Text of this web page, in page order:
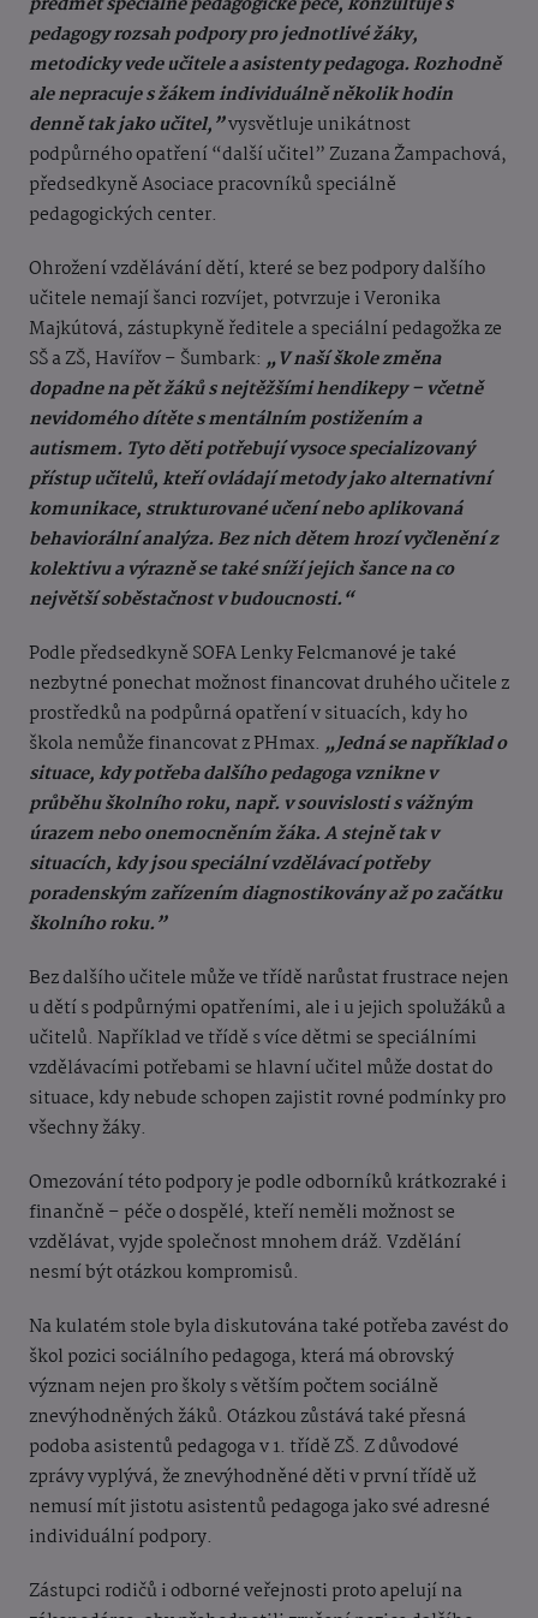
pedagogy rozsah podpory pro jednotlivé žáky,
metodicky vede učitele a asistenty pedagoga. Rozhodně
ale nepracuje s žákem individuálně několik hodin
denně tak jako učitel,”vysvětluje unikátnost
podpůrného opatření “další učitel” Zuzana Žampachová,
předsedkyně Asociace pracovníků speciálně
pedagogických center.
Ohrožení vzdělávání dětí, které se bez podpory dalšího
učitele nemají šanci rozvíjet, potvrzuje i Veronika
Majkútová, zástupkyně ředitele a speciální pedagožka ze
SŠ a ZŠ, Havířov – Šumbark: „V naší škole změna
dopadne na pět žáků s nejtěžšími hendikepy – včetně
nevidomého dítěte s mentálním postižením a
autismem. Tyto děti potřebují vysoce specializovaný
přístup učitelů, kteří ovládají metody jako alternativní
komunikace, strukturované učení nebo aplikovaná
behaviorální analýza. Bez nich dětem hrozí vyčlenění z
kolektivu a výrazně se také sníží jejich šance na co
největší soběstačnost v budoucnosti.“
Podle předsedkyně SOFA Lenky Felcmanové je také
nezbytné ponechat možnost financovat druhého učitele z
prostředků na podpůrná opatření v situacích, kdy ho
škola nemůže financovat z PHmax. „Jedná se například o
situace, kdy potřeba dalšího pedagoga vznikne v
průběhu školního roku, např. v souvislosti s vážným
úrazem nebo onemocněním žáka. A stejně tak v
situacích, kdy jsou speciální vzdělávací potřeby
poradenským zařízením diagnostikovány až po začátku
školního roku.”
Bez dalšího učitele může ve třídě narůstat frustrace nejen
u dětí s podpůrnými opatřeními, ale i u jejich spolužáků a
učitelů. Například ve třídě s více dětmi se speciálními
vzdělávacími potřebami se hlavní učitel může dostat do
situace, kdy nebude schopen zajistit rovné podmínky pro
všechny žáky.
Omezování této podpory je podle odborníků krátkozraké i
finančně – péče o dospělé, kteří neměli možnost se
vzdělávat, vyjde společnost mnohem dráž. Vzdělání
nesmí být otázkou kompromisů.
Na kulatém stole byla diskutována také potřeba zavést do
škol pozici sociálního pedagoga, která má obrovský
význam nejen pro školy s větším počtem sociálně
znevýhodněných žáků. Otázkou zůstává také přesná
podoba asistentů pedagoga v 1. třídě ZŠ. Z důvodové
zprávy vyplývá, že znevýhodněné děti v první třídě už
nemusí mít jistotu asistentů pedagoga jako své adresné
individuální podpory.
Zástupci rodičů i odborné veřejnosti proto apelují na